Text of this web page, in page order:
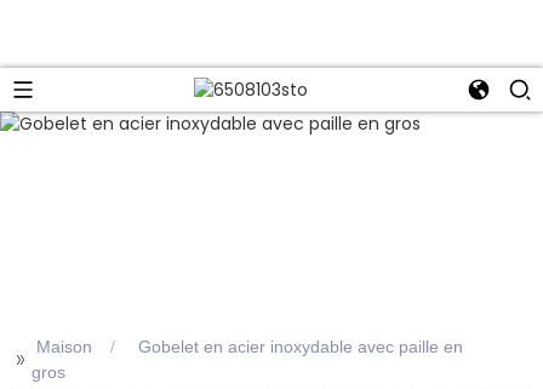
>> Maison
Gobelet en acier inoxydable avec paille en
gros